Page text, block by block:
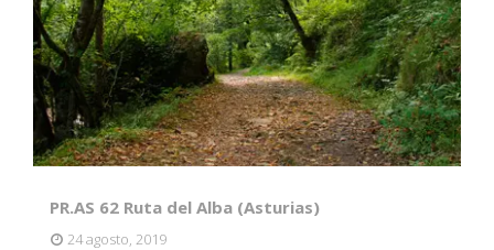
PR.AS 62 Ruta del Alba (Asturias)
24 agosto, 2019